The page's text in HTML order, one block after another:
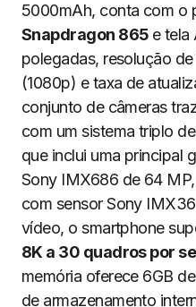
5000mAh, conta com o
Snapdragon 865 e tela
polegadas, resolução
(1080p) e taxa de
conjunto de câmeras
com um sistema triplo
que inclui uma principal
Sony IMX686 de 64
com sensor Sony
vídeo, o smartphone
8K a 30 quadros por
memória oferece 6GB
de armazenamento